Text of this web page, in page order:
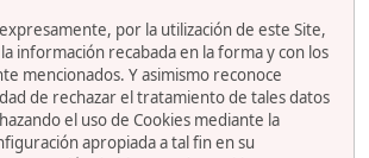
por la utilización de este Site,
información recabada en la forma y con los
mencionados. Y asimismo reconoce
de rechazar el tratamiento de tales datos
el uso de Cookies mediante la
apropiada a tal fin en su